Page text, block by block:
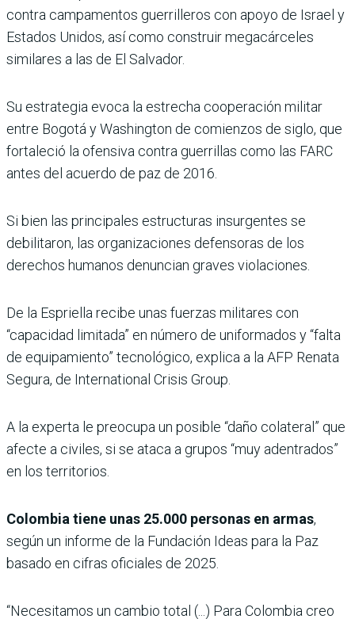
contra campamentos guerrilleros con apoyo de Israel y
Estados Unidos, así como construir megacárceles
similares a las de El Salvador.
Su estrategia evoca la estrecha cooperación militar
entre Bogotá y Washington de comienzos de siglo, que
fortaleció la ofensiva contra guerrillas como las FARC
antes del acuerdo de paz de 2016.
Si bien las principales estructuras insurgentes se
debilitaron, las organizaciones defensoras de los
derechos humanos denuncian graves violaciones.
De la Espriella recibe unas fuerzas militares con
“capacidad limitada” en número de uniformados y “falta
de equipamiento” tecnológico, explica a la AFP Renata
Segura, de International Crisis Group.
A la experta le preocupa un posible “daño colateral” que
afecte a civiles, si se ataca a grupos “muy adentrados”
en los territorios.
Colombia tiene unas 25.000 personas en armas,
según un informe de la Fundación Ideas para la Paz
basado en cifras oficiales de 2025.
“Necesitamos un cambio total (...) Para Colombia creo